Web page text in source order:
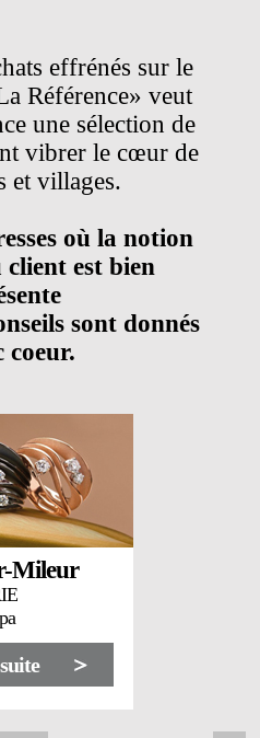
effrénés sur le
Référence» veut
une sélection de
vibrer le cœur de
et villages.
où la notion
client est bien
sont donnés
coeur.
Mileur